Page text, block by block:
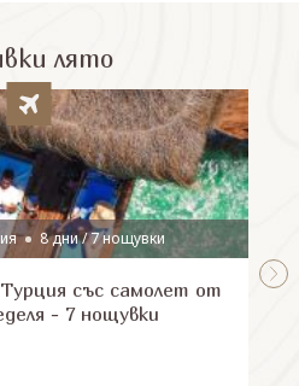
лято
8 дни / 7 нощувки
със самолет от
- 7 нощувки